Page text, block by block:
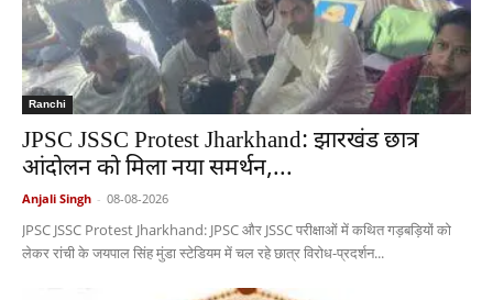
Ranchi
JPSC JSSC Protest Jharkhand: झारखंड छात्र
आंदोलन को मिला नया समर्थन,...
Anjali Singh - 08-08-2026
JPSC JSSC Protest Jharkhand: JPSC और JSSC परीक्षाओं में कथित गड़बड़ियों को
लेकर रांची के जयपाल सिंह मुंडा स्टेडियम में चल रहे छात्र विरोध-प्रदर्शन...